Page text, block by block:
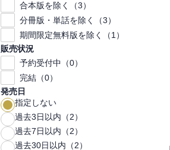
合本版を除く（3）
分冊版・単話を除く（3）
期間限定無料版を除く（1）
販売状況
予約受付中（0）
完結（0）
発売日
指定しない
過去3日以内（2）
過去7日以内（2）
過去30日以内（2）